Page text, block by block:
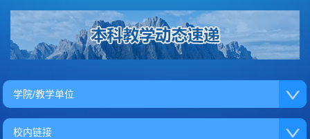
学院/教学单位
校内链接